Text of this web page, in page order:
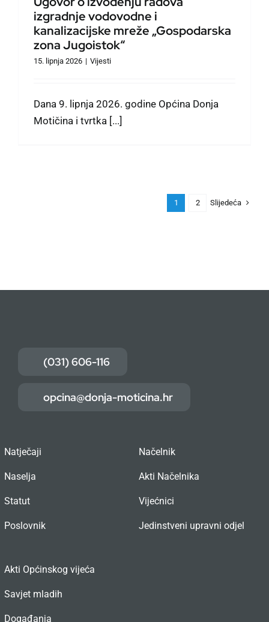
izgradnje vodovodne i
kanalizacijske mreže „Gospodarska
zona Jugoistok“
15. lipnja 2026 | Vijesti
Dana 9. lipnja 2026. godine Općina Donja
Motičina i tvrtka [...]
1 2 Slijedeća
(031) 606-116
opcina@donja-moticina.hr
Natječaji
Naselja
Statut
Poslovnik
Načelnik
Akti Načelnika
Vijećnici
Jedinstveni upravni odjel
Akti Općinskog vijeća
Savjet mladih
Događanja